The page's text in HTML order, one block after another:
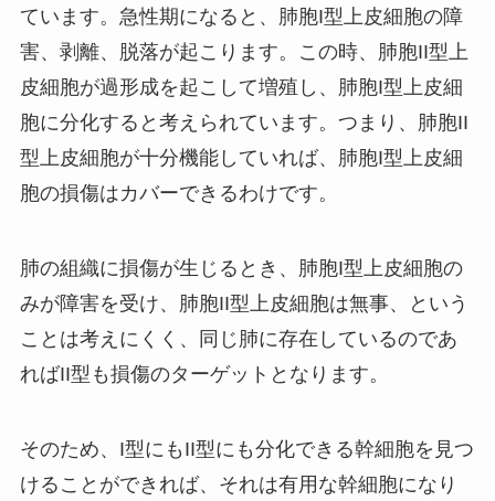
ています。急性期になると、肺胞I型上皮細胞の障
害、剥離、脱落が起こります。この時、肺胞II型上
皮細胞が過形成を起こして増殖し、肺胞I型上皮細
胞に分化すると考えられています。つまり、肺胞II
型上皮細胞が十分機能していれば、肺胞I型上皮細
胞の損傷はカバーできるわけです。
肺の組織に損傷が生じるとき、肺胞I型上皮細胞の
みが障害を受け、肺胞II型上皮細胞は無事、という
ことは考えにくく、同じ肺に存在しているのであ
ればII型も損傷のターゲットとなります。
そのため、I型にもII型にも分化できる幹細胞を見つ
けることができれば、それは有用な幹細胞になり